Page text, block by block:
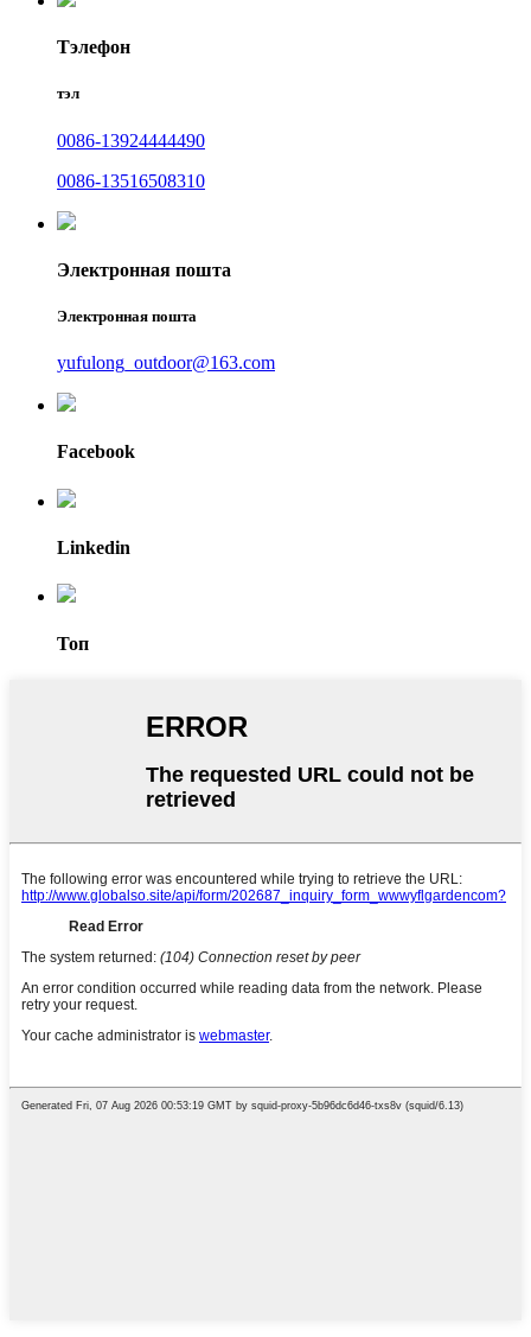
Тэлефон
тэл
0086-13924444490
0086-13516508310
Электронная пошта
Электронная пошта
yufulong_outdoor@163.com
Facebook
Linkedin
Топ